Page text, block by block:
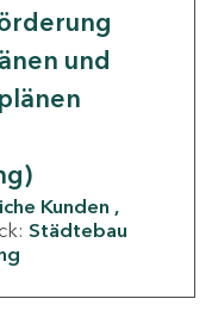
und
Kunden
Städtebau